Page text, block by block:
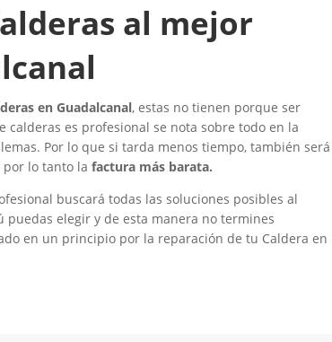
al mejor
en Guadalcanal, estas no tienen porque ser
calderas es profesional se nota sobre todo en la
Por lo que si tarda menos tiempo, también será
por lo tanto lafactura más barata.
buscará todas las soluciones posibles al
elegir y de esta manera no termines
en un principio por la reparación de tu Caldera en